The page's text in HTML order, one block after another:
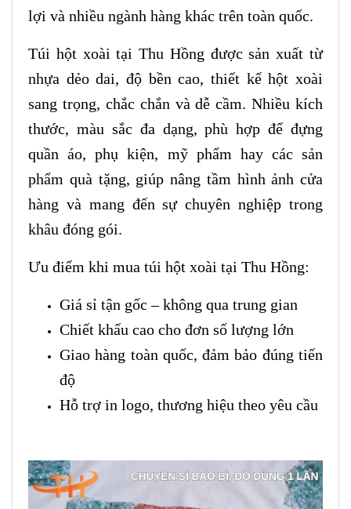
lợi và nhiều ngành hàng khác trên toàn quốc.
Túi hột xoài tại Thu Hồng được sản xuất từ
nhựa dẻo dai, độ bền cao, thiết kế hột xoài
sang trọng, chắc chắn và dễ cầm. Nhiều kích
thước, màu sắc đa dạng, phù hợp để đựng
quần áo, phụ kiện, mỹ phẩm hay các sản
phẩm quà tặng, giúp nâng tầm hình ảnh cửa
hàng và mang đến sự chuyên nghiệp trong
khâu đóng gói.
Ưu điểm khi mua túi hột xoài tại Thu Hồng:
Giá sỉ tận gốc – không qua trung gian
Chiết khấu cao cho đơn số lượng lớn
Giao hàng toàn quốc, đảm bảo đúng tiến
độ
Hỗ trợ in logo, thương hiệu theo yêu cầu